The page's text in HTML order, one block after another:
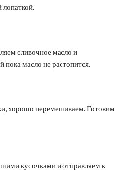
лопаткой.
сливочное масло и
пока масло не растопится.
хорошо перемешиваем. Готовим
кусочками и отправляем к